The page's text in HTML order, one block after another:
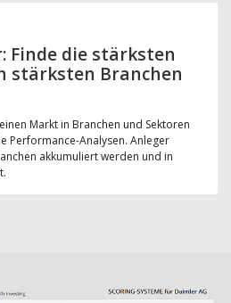
Finde die stärksten
stärksten Branchen
Markt in Branchen und Sektoren
Performance-Analysen. Anleger
akkumuliert werden und in